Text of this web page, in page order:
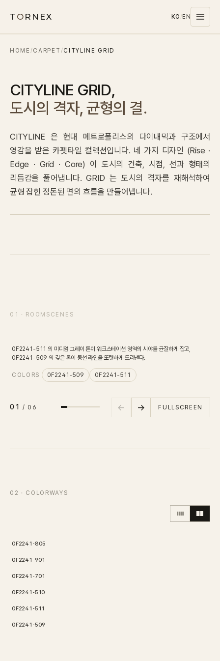
T O RNEX KO / EN
Products
PET
MELAMINE
SOUND MASKING
Case Study
Contact
HOME /CARPET /CITYLINE GRID
CITYLINE GRID,
도시의 격자, 균형의 결.
CITYLINE 은 현대 메트로폴리스의 다이내믹과 구조에서
영감을 받은 카펫타일 컬렉션입니다. 네 가지 디자인 (Rise ·
Edge · Grid · Core) 이 도시의 건축, 시점, 선과 형태의
리듬감을 풀어냅니다. GRID 는 도시의 격자를 재해석하여
균형 잡힌 정돈된 면의 흐름을 만들어냅니다.
01 · ROOMSCENES
0F2241-511 의 미디엄 그레이 톤이 워크스테이션 영역의 시야를 균질하게 잡고,
0F2241-509 의 깊은 톤이 동선 라인을 또렷하게 드러낸다.
COLORS 0F2241-509 0F2241-511
01 / 06 ← → FULLSCREEN
02 · COLORWAYS
0F2241-805
0F2241-901
0F2241-701
0F2241-510
0F2241-511
0F2241-509